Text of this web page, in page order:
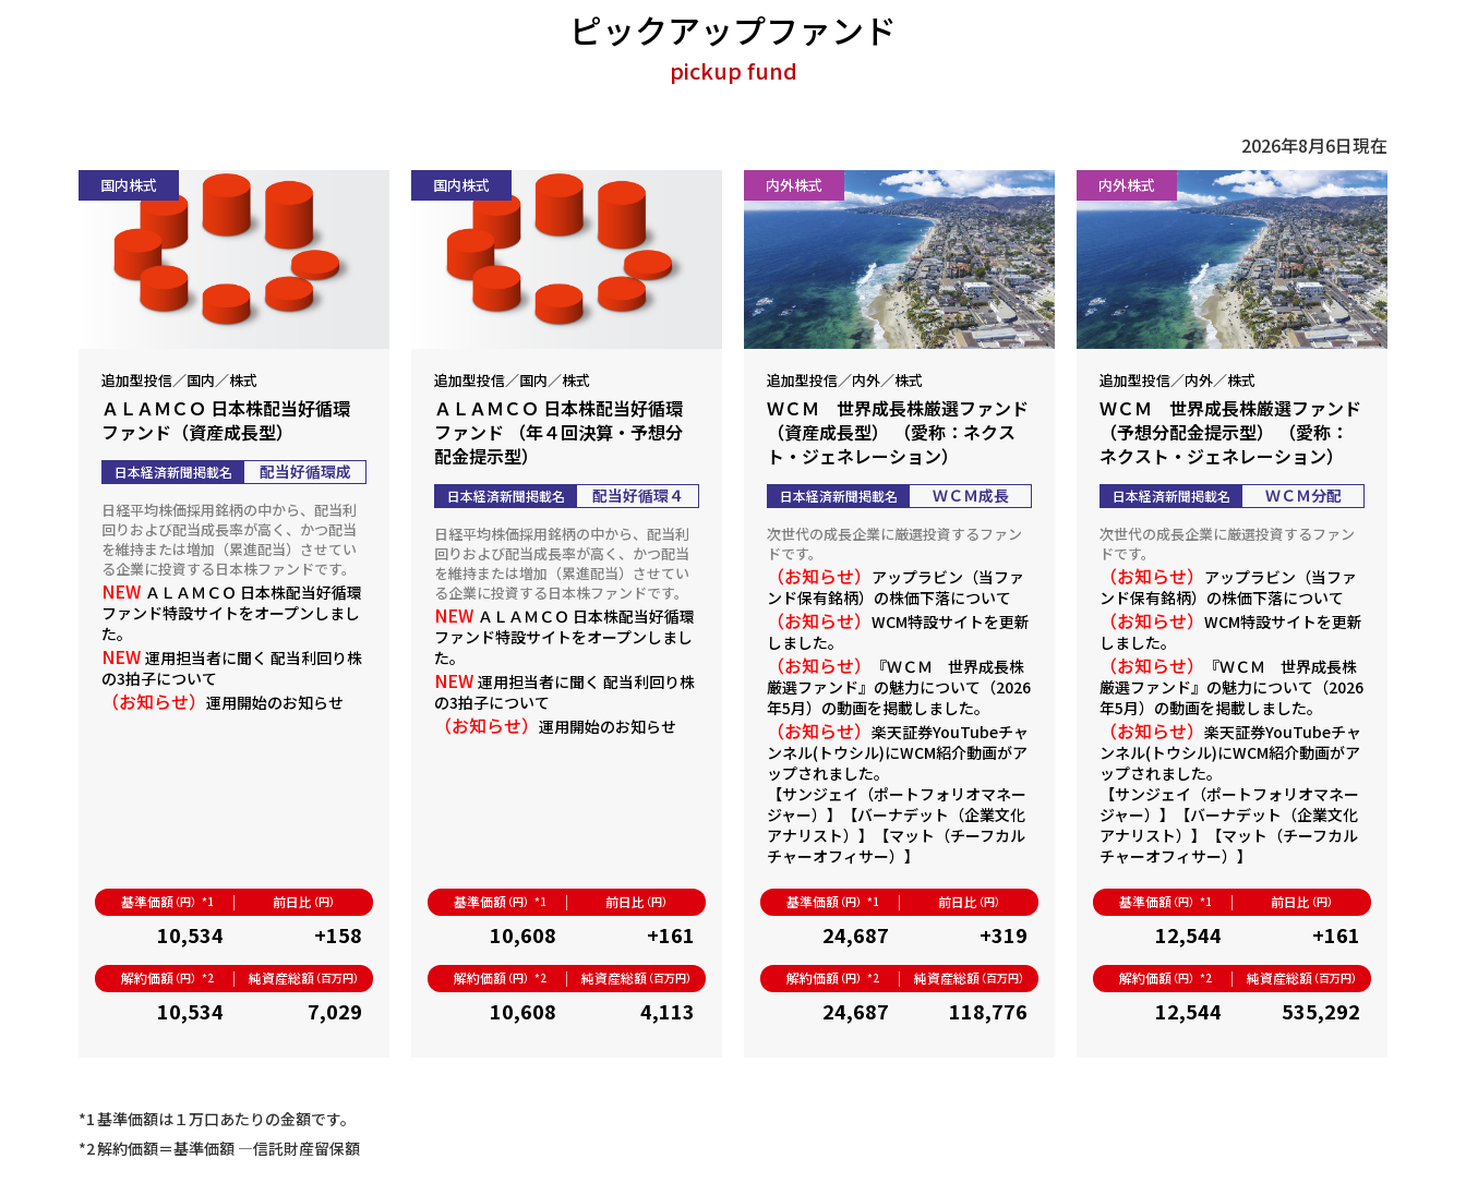
ピックアップファンド
pickup fund
2026年8月6日現在
国内株式
追加型投信／国内／株式
ＡＬＡＭＣＯ 日本株配当好循環
ファンド（資産成長型）
日本経済新聞掲載名 配当好循環成
日経平均株価採用銘柄の中から、配当利
回りおよび配当成長率が高く、かつ配当
を維持または増加（累進配当）させてい
る企業に投資する日本株ファンドです。
NEW ＡＬＡＭＣＯ 日本株配当好循環
ファンド特設サイトをオープンしまし
た。
NEW 運用担当者に聞く 配当利回り株
の3拍子について
（お知らせ） 運用開始のお知らせ
基準価額（円）*1
10,534
前日比（円）
+158
解約価額（円）*2
10,534
純資産総額（百万円）
7,029
国内株式
追加型投信／国内／株式
ＡＬＡＭＣＯ 日本株配当好循環
ファンド （年４回決算・予想分
配金提示型）
日本経済新聞掲載名 配当好循環４
日経平均株価採用銘柄の中から、配当利
回りおよび配当成長率が高く、かつ配当
を維持または増加（累進配当）させてい
る企業に投資する日本株ファンドです。
NEW ＡＬＡＭＣＯ 日本株配当好循環
ファンド特設サイトをオープンしまし
た。
NEW 運用担当者に聞く 配当利回り株
の3拍子について
（お知らせ） 運用開始のお知らせ
基準価額（円）*1
10,608
前日比（円）
+161
解約価額（円）*2
10,608
純資産総額（百万円）
4,113
内外株式
追加型投信／内外／株式
ＷＣＭ 世界成長株厳選ファンド
（資産成長型） （愛称：ネクス
ト・ジェネレーション）
日本経済新聞掲載名 ＷＣＭ成長
次世代の成長企業に厳選投資するファン
ドです。
（お知らせ） アップラビン（当ファ
ンド保有銘柄）の株価下落について
（お知らせ） WCM特設サイトを更新
しました。
（お知らせ）
『ＷＣＭ 世界成長株
厳選ファンド』の魅力について（2026
年5月） の動画を掲載しました。
（お知らせ） 楽天証券YouTubeチャ
ンネル(トウシル)にWCM紹介動画がア
ップされました。
【サンジェイ（ポートフォリオマネー
ジャー）】
【バーナデット（企業文化
アナリスト）】
【マット（チーフカル
チャーオフィサー）】
基準価額（円）*1
24,687
前日比（円）
+319
解約価額（円）*2
24,687
純資産総額（百万円）
118,776
内外株式
追加型投信／内外／株式
ＷＣＭ 世界成長株厳選ファンド
（予想分配金提示型） （愛称：
ネクスト・ジェネレーション）
日本経済新聞掲載名 ＷＣＭ分配
次世代の成長企業に厳選投資するファン
ドです。
（お知らせ） アップラビン（当ファ
ンド保有銘柄）の株価下落について
（お知らせ） WCM特設サイトを更新
しました。
（お知らせ）
『ＷＣＭ 世界成長株
厳選ファンド』の魅力について（2026
年5月） の動画を掲載しました。
（お知らせ） 楽天証券YouTubeチャ
ンネル(トウシル)にWCM紹介動画がア
ップされました。
【サンジェイ（ポートフォリオマネー
ジャー）】
【バーナデット（企業文化
アナリスト）】
【マット（チーフカル
チャーオフィサー）】
基準価額（円）*1
12,544
前日比（円）
+161
解約価額（円）*2
12,544
純資産総額（百万円）
535,292
*1基準価額は１万口あたりの金額です。
*2解約価額＝基準価額 —信託財産留保額